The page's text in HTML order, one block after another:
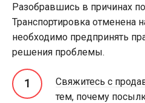
Разобравшись в причинах
Транспортировка отменена
необходимо предпринять
решения проблемы.
Свяжитесь с
тем, почему